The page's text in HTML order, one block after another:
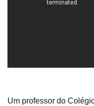
Um professor do